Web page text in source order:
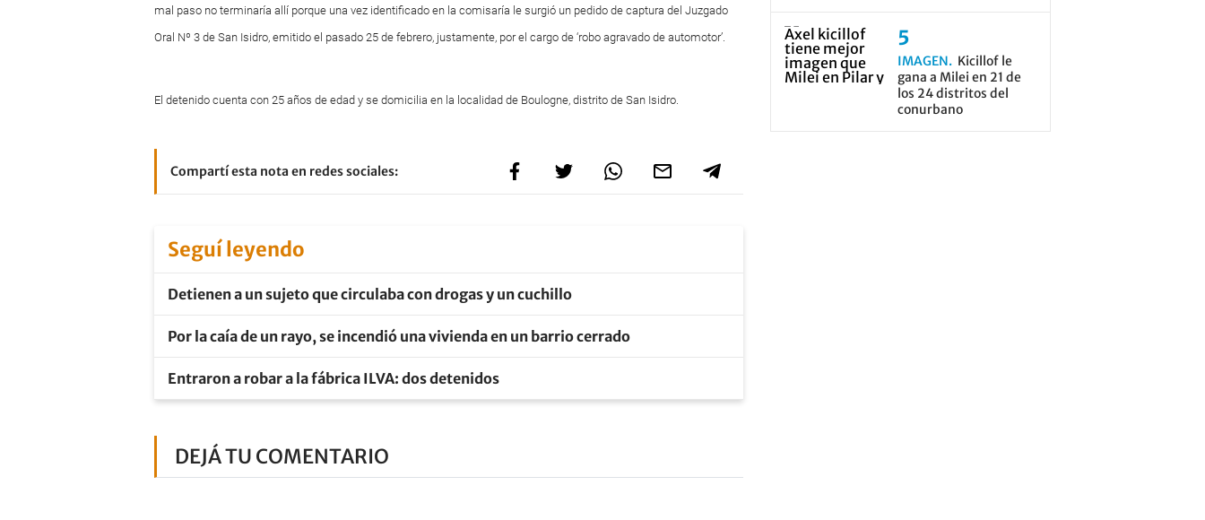
mal paso no terminaría allí porque una vez identificado en la comisaría le surgió un pedido de captura del Juzgado
Oral Nº 3 de San Isidro, emitido el pasado 25 de febrero, justamente, por el cargo de ‘robo agravado de automotor’.
El detenido cuenta con 25 años de edad y se domicilia en la localidad de Boulogne, distrito de San Isidro.
Compartí esta nota en redes sociales:
Seguí leyendo
Detienen a un sujeto que circulaba con drogas y un cuchillo
Por la caía de un rayo, se incendió una vivienda en un barrio cerrado
Entraron a robar a la fábrica ILVA: dos detenidos
DEJÁ TU COMENTARIO
IMAGEN
Kicillof le
gana a Milei en 21 de
los 24 distritos del
conurbano